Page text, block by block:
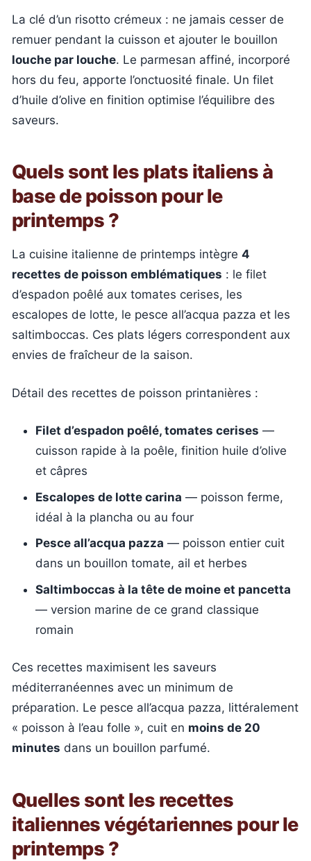
La clé d’un risotto crémeux : ne jamais cesser de
remuer pendant la cuisson et ajouter le bouillon
louche par louche. Le parmesan affiné, incorporé
hors du feu, apporte l’onctuosité finale. Un filet
d’huile d’olive en finition optimise l’équilibre des
saveurs.
Quels sont les plats italiens à
base de poisson pour le
printemps ?
La cuisine italienne de printemps intègre 4
recettes de poisson emblématiques : le filet
d’espadon poêlé aux tomates cerises, les
escalopes de lotte, le pesce all’acqua pazza et les
saltimboccas. Ces plats légers correspondent aux
envies de fraîcheur de la saison.
Détail des recettes de poisson printanières :
Filet d’espadon poêlé, tomates cerises —
cuisson rapide à la poêle, finition huile d’olive
et câpres
Escalopes de lotte carina — poisson ferme,
idéal à la plancha ou au four
Pesce all’acqua pazza — poisson entier cuit
dans un bouillon tomate, ail et herbes
Saltimboccas à la tête de moine et pancetta
— version marine de ce grand classique
romain
Ces recettes maximisent les saveurs
méditerranéennes avec un minimum de
préparation. Le pesce all’acqua pazza, littéralement
« poisson à l’eau folle », cuit en moins de 20
minutes dans un bouillon parfumé.
Quelles sont les recettes
italiennes végétariennes pour le
printemps ?